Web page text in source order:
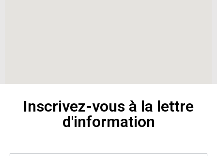
Inscrivez-vous à la lettre
d'information